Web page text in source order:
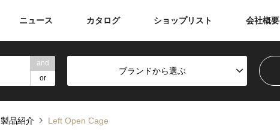
ニュース カタログ ショップリスト 会社概要
and
or
ブランドから選ぶ
製品紹介 Left Open Cage